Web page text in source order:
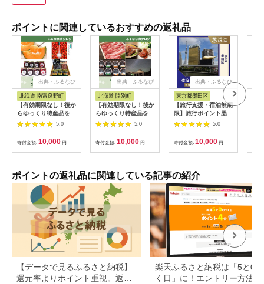
ポイントに関連しているおすすめの返礼品
出典：ふるなび
北海道 南富良野町
【有効期限なし！後か
らゆっくり特産品を選
べる】北海道南富良野
町カタログポイント
5.0
寄付金額: 10,000 円
出典：ふるなび
北海道 陸別町
【有効期限なし！後か
らゆっくり特産品を選
べる】北海道陸別町カ
タログポイント
5.0
寄付金額: 10,000 円
出典：ふるなび
東京都墨田区
【旅行支援・宿泊無期
限】旅行ポイント墨田
区ふるなびトラベルポ
5.0
寄付金額: 10,000 円
ポイントの返礼品に関連している記事の紹介
【データで見るふるさと納税】
還元率よりポイント重視。返礼
楽天ふるさと納税は「5と0
く日」に！エントリー方法や